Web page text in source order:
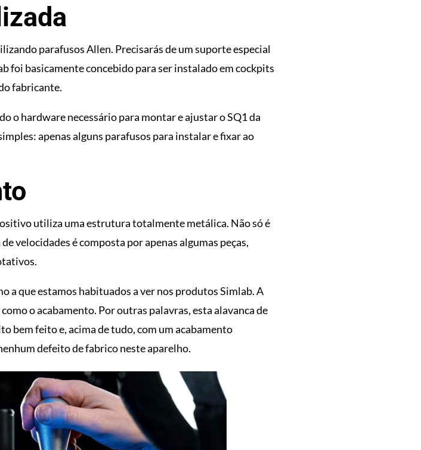
parafusos Allen. Precisarás de um suporte especial
foi basicamente concebido para ser instalado em cockpits
fabricante.
o hardware necessário para montar e ajustar o SQ1 da
apenas alguns parafusos para instalar e fixar ao
utiliza uma estrutura totalmente metálica. Não só é
velocidades é composta por apenas algumas peças,
a que estamos habituados a ver nos produtos Simlab. A
o acabamento. Por outras palavras, esta alavanca de
bem feito e, acima de tudo, com um acabamento
defeito de fabrico neste aparelho.